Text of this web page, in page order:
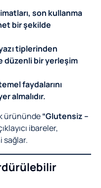
son kullanma
bir şekilde
tiplerinden
düzenli bir yerleşim
faydalarını
almalıdır.
ürününde“Glutensiz –
ibareler,
sağlar.